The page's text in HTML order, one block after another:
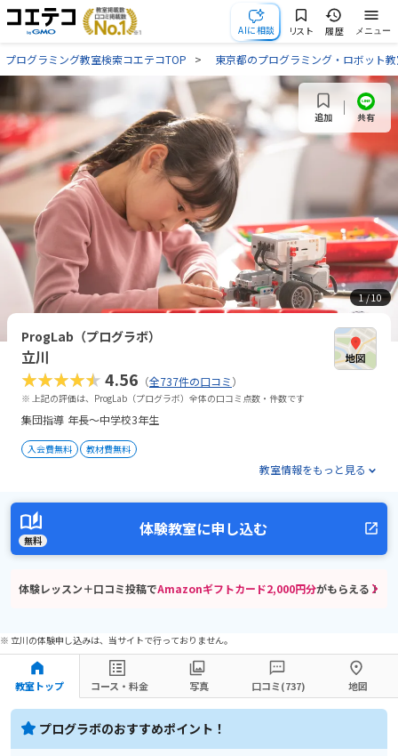
AIに相談 リスト 履歴 メニュー
プログラミング教室検索コエテコTOP 東京都のプログラミング・ロボット
1/ 10
追加 共有
ProgLab（プログラボ）
立川
★★★★★4.56 （全737件の口コミ）
※ 上記の評価は、ProgLab（プログラボ）全体の口コミ点数・件数です
集団指導 年長～中学校3年生
入会費無料 教材費無料
教室情報をもっと見る
無料
体験教室に申し込む
体験レッスン＋口コミ投稿でAmazonギフトカード2,000円分がもらえる！
※ 立川の体験申し込みは、当サイトで行っておりません。
教室トップ コース・料金 写真 口コミ(737) 地図
プログラボのおすすめポイント！